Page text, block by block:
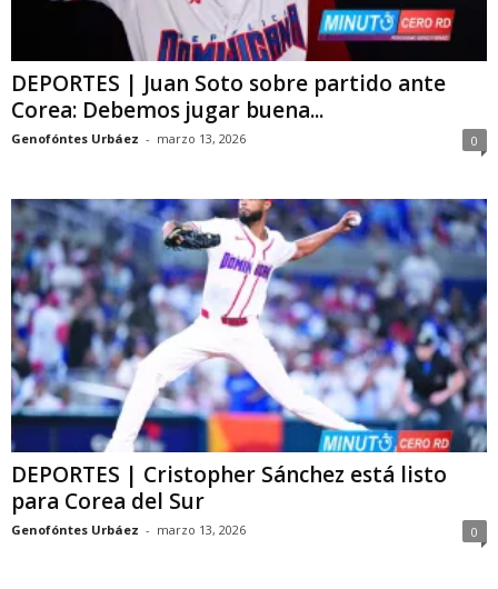
DEPORTES | Juan Soto sobre partido ante
Corea: Debemos jugar buena...
Genofóntes Urbáez - marzo 13, 2026 0
DEPORTES | Cristopher Sánchez está listo
para Corea del Sur
Genofóntes Urbáez - marzo 13, 2026 0